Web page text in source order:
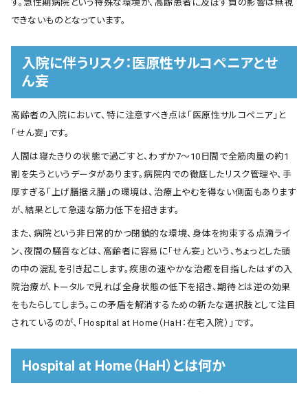
す。急性期病院という特殊な環境が、高齢患者に及ぼす負の影響は無視
できないものとなっています。
入院に伴うリスク：医原性サルコペニアとせ
ん妄
高齢者の入院において、特に注意すべき点は「医原性サルコペニア」と
「せん妄」です。
人間は寝たきりの状態で過ごすと、わずか7〜10日間で全筋肉量の約1
割を失うというデータがあります。病院内での徹底したリスク管理や、手
厚すぎる「上げ膳据え膳」の環境は、治療上やむを得ない側面もあります
が、結果として急速な筋力低下を招きます。
また、病院という非日常的かつ閉鎖的な環境、身体を拘束する点滴ライ
ン、夜間の騒音などは、高齢者に容易に「せん妄」という、ちょっとした頭
の中の混乱を引き起こします。疾患の速やかな治癒を目指したはずの入
院治療が、トータルで見れば全身状態の低下を招き、期待とは逆の効果
をもたらしてしまう。この矛盾を解消するための新たな選択肢として注目
されているのが、「Hospital at Home（HaH：在宅入院）」です。
Hospital at Home（HaH）とは何か